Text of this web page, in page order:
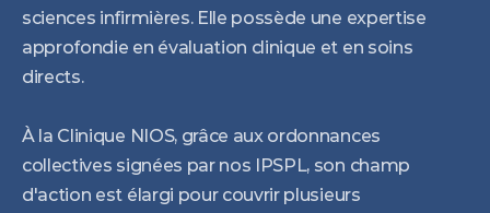
sciences infirmières. Elle possède une expertise
approfondie en évaluation clinique et en soins
directs.
À la Clinique NIOS, grâce aux ordonnances
collectives signées par nos IPSPL, son champ
d'action est élargi pour couvrir plusieurs